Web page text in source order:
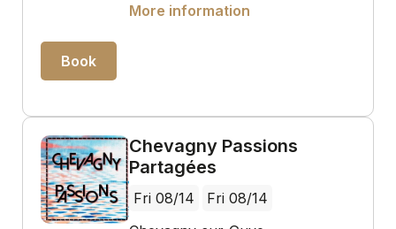
More information
Book
Chevagny Passions
Partagées
Fri 08/14
Fri 08/14